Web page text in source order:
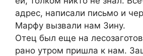
адрес, написали письмо и
Марфу вызвали нам Зину.
Отец был еще на
рано утром пришла к нам.